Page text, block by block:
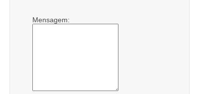
Mensagem: